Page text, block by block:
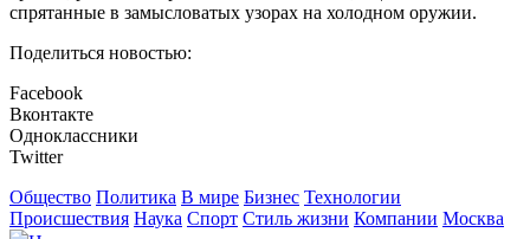
спрятанные в замысловатых узорах на холодном оружии.
Поделиться новостью:
Facebook
Вконтакте
Одноклассники
Twitter
Общество Политика В мире Бизнес Технологии
Происшествия Наука Спорт Стиль жизни Компании Москва